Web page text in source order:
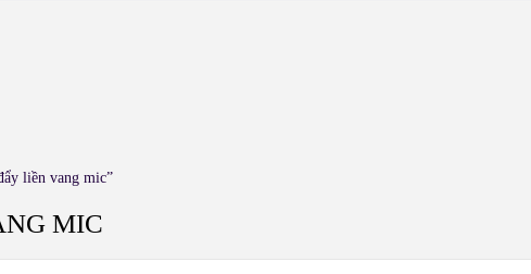
liền vang mic”
MIC